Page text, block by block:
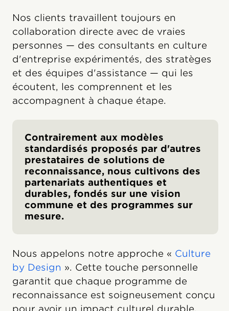
Nos clients travaillent toujours en
collaboration directe avec de vraies
personnes — des consultants en culture
d'entreprise expérimentés, des stratèges
et des équipes d'assistance — qui les
écoutent, les comprennent et les
accompagnent à chaque étape.
Contrairement aux modèles
standardisés proposés par d'autres
prestataires de solutions de
reconnaissance, nous cultivons des
partenariats authentiques et
durables, fondés sur une vision
commune et des programmes sur
mesure.
Nous appelons notre approche « Culture
by Design ». Cette touche personnelle
garantit que chaque programme de
reconnaissance est soigneusement conçu
pour avoir un impact culturel durable.